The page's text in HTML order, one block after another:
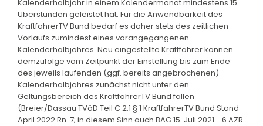
Kalenderhalbjahr in einem Kalendermonat mindestens 15
Überstunden geleistet hat. Für die Anwendbarkeit des
KraftfahrerTV Bund bedarf es daher stets des zeitlichen
Vorlaufs zumindest eines vorangegangenen
Kalenderhalbjahres. Neu eingestellte Kraftfahrer können
demzufolge vom Zeitpunkt der Einstellung bis zum Ende
des jeweils laufenden (ggf. bereits angebrochenen)
Kalenderhalbjahres zunächst nicht unter den
Geltungsbereich des KraftfahrerTV Bund fallen
(Breier/Dassau TVöD Teil C 2.1 § 1 KraftfahrerTV Bund Stand
April 2022 Rn. 7; in diesem Sinn auch BAG 15. Juli 2021 - 6 AZR